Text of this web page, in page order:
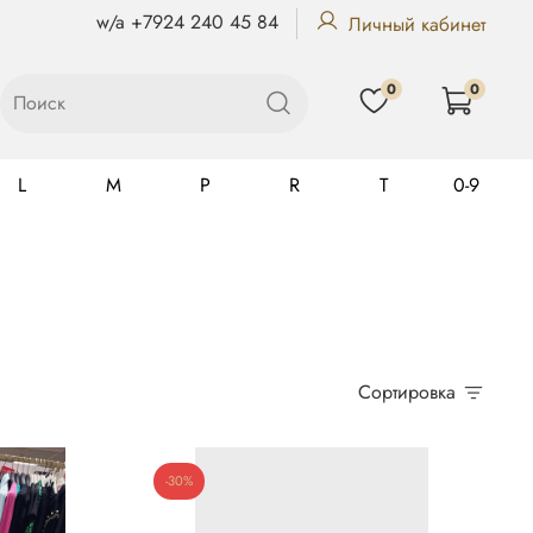
w/a +7924 240 45 84 Личный кабинет
0 0
L M P R T 0-9
Сортировка
-30%